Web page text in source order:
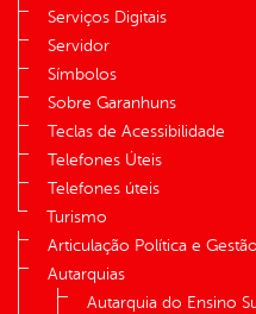
Serviços Digitais
Servidor
Símbolos
Sobre Garanhuns
Teclas de Acessibilidade
Telefones Úteis
Telefones úteis
Turismo
Articulação Política e Gestão
Autarquias
Autarquia do Ensino